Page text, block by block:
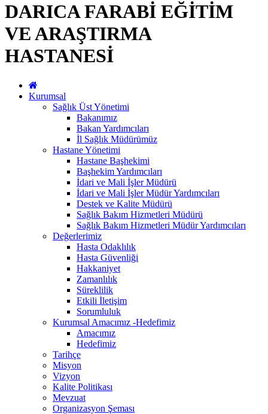
DARICA FARABİ EĞİTİM
VE ARAŞTIRMA
HASTANESİ
Kurumsal
Sağlık Üst Yönetimi
Bakanımız
Bakan Yardımcıları
İl Sağlık Müdürümüz
Hastane Yönetimi
Hastane Başhekimi
Başhekim Yardımcıları
İdari ve Mali İşler Müdürü
İdari ve Mali İşler Müdür Yardımcıları
Destek ve Kalite Müdürü
Sağlık Bakım Hizmetleri Müdürü
Sağlık Bakım Hizmetleri Müdür Yardımcıları
Değerlerimiz
Hasta Odaklılık
Hasta Güvenliği
Hakkaniyet
Zamanlılık
Süreklilik
Etkili İletişim
Sorumluluk
Kurumsal Amacımız -Hedefimiz
Amacımız
Hedefimiz
Tarihçe
Misyon
Vizyon
Kalite Politikası
Mevzuat
Organizasyon Şeması